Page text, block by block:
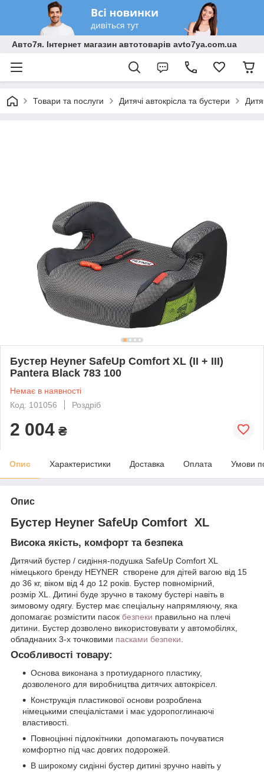
Авто7я. Інтернет магазин автотоварів avto7ya.com.ua
Товари та послуги Дитячі автокрісла та бустери
Бустер Heyner SafeUp Comfort XL (II + III)
Pantera Black 783 100
Немає в наявності
Код: 101056
Роздріб
2 004 ₴
Опис Характеристики Доставка Оплата Умови
Опис
Бустер Heyner SafeUp Comfort XL
Висока якість, комфорт та безпека
Дитячий бустер / сидіння-подушка SafeUp Comfort XL
німецького бренду HEYNER створене для дітей вагою від 15
до 36 кг, віком від 4 до 12 років. Бустер повномірний,
розмір XL. Дитині буде зручно в такому бустері навіть в
зимовому одягу. Бустер має спеціальну напрямляючу, яка
допомагає розмістити пасок безпеки правильно на плечі
дитини. Бустер дозволено використовувати у автомобілях,
обладнаних 3-х точковими пасками безпеки.
Особливості товару:
Основа виконана з протиударного пластику,
дозволеного для виробництва дитячих автокрісел.
Конструкція пластикової основи розроблена
німецькими спеціалістами і має удоропоглинаючі
властивості.
Повноцінні підлокітники допомагають почуватися
комфортно під час довгих подорожей.
В широкому сидінні бустер дитині зручно навіть у